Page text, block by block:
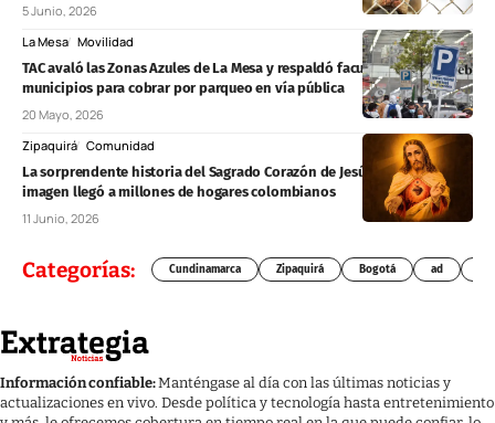
5 Junio, 2026
La Mesa Movilidad
TAC avaló las Zonas Azules de La Mesa y respaldó facultades de los
municipios para cobrar por parqueo en vía pública
20 Mayo, 2026
Zipaquirá Comunidad
La sorprendente historia del Sagrado Corazón de Jesús: cómo una
imagen llegó a millones de hogares colombianos
11 Junio, 2026
Categorías: Cundinamarca Zipaquirá Bogotá ad
Información confiable:Manténgase al día con las últimas noticias y
actualizaciones en vivo. Desde política y tecnología hasta entretenimiento